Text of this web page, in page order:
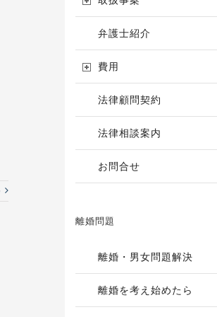
弁護士紹介
費用
法律顧問契約
法律相談案内
お問合せ
離婚問題
離婚・男女問題解決
離婚を考え始めたら